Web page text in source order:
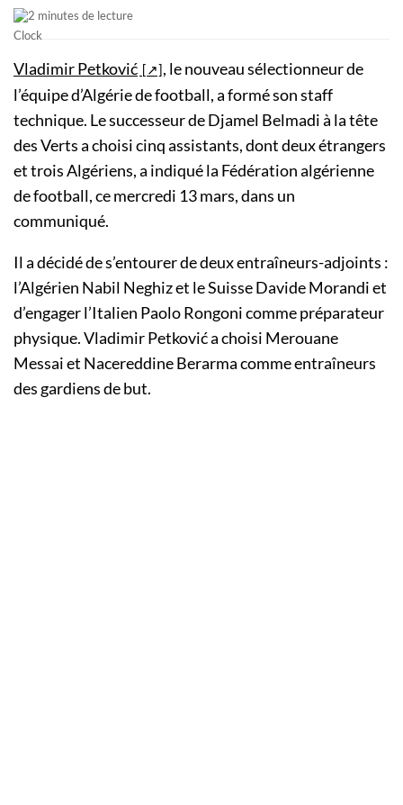
2 minutes de lecture
Vladimir Petković
, le nouveau sélectionneur de
l’équipe d’Algérie de football, a formé son staff
technique. Le successeur de Djamel Belmadi à la tête
des Verts a choisi cinq assistants, dont deux étrangers
et trois Algériens, a indiqué la Fédération algérienne
de football, ce mercredi 13 mars, dans un
communiqué.
Il a décidé de s’entourer de deux entraîneurs-adjoints :
l’Algérien Nabil Neghiz et le Suisse Davide Morandi et
d’engager l’Italien Paolo Rongoni comme préparateur
physique. Vladimir Petković a choisi Merouane
Messai et Nacereddine Berarma comme entraîneurs
des gardiens de but.